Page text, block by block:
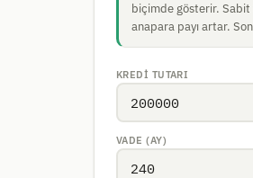
biçimde gösterir. Sabit
anapara payı artar.
KREDI TUTARI
VADE (AY)